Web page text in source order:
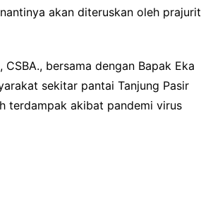
akan diteruskan oleh prajurit
bersama dengan Bapak Eka
sekitar pantai Tanjung Pasir
terdampak akibat pandemi virus